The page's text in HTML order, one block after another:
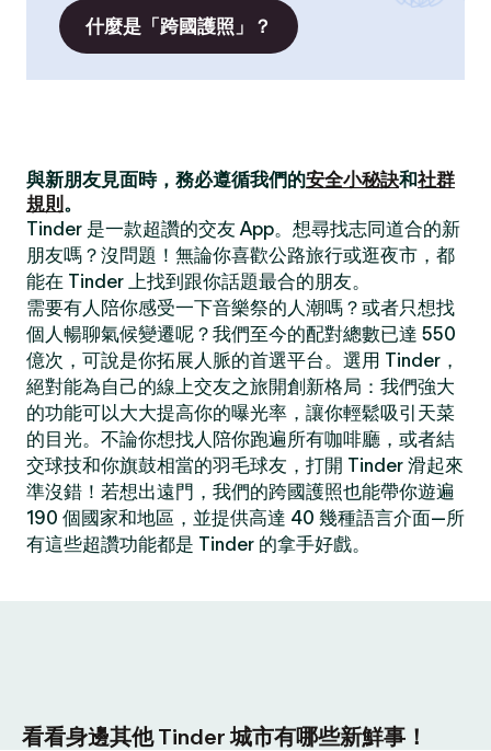
什麼是「跨國護照」？
與新朋友見面時，務必遵循我們的安全小秘訣和社群
規則 。
Tinder 是一款超讚的交友 App。想尋找志同道合的新
朋友嗎？沒問題！無論你喜歡公路旅行或逛夜市，都
能在 Tinder 上找到跟你話題最合的朋友。
需要有人陪你感受一下音樂祭的人潮嗎？或者只想找
個人暢聊氣候變遷呢？我們至今的配對總數已達 550
億次，可說是你拓展人脈的首選平台。選用 Tinder，
絕對能為自己的線上交友之旅開創新格局：我們強大
的功能可以大大提高你的曝光率，讓你輕鬆吸引天菜
的目光。不論你想找人陪你跑遍所有咖啡廳，或者結
交球技和你旗鼓相當的羽毛球友，打開 Tinder 滑起來
準沒錯！若想出遠門，我們的跨國護照也能帶你遊遍
190 個國家和地區，並提供高達 40 幾種語言介面—所
有這些超讚功能都是 Tinder 的拿手好戲。
看看身邊其他 Tinder 城市有哪些新鮮事！